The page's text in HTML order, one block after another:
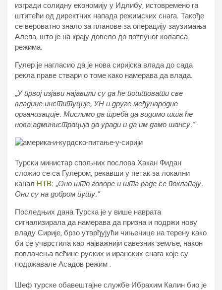
изгради солидну економију у Идлибу, истовремено га
штитећи од директних напада режимских снага. Такође
се вероватно знало за планове за операцију заузимања
Алепа, што је на крају довело до потпуног колапса
режима.
Гулер је нагласио да је нова сиријска влада до сада
рекла праве ствари о томе како намерава да влада.
„У првој изјави најавили су да ће поштовати све
владине институције, УН и друге међународне
организације. Мислимо да треба да видимо шта ће
нова администрација да уради и да им дамо шансу.”
Турски министар спољних послова Хакан Фидан
сложио се са Гулером, рекавши у петак за локални
канал НТВ: „Оно што говоре и шта раде се поклапају.
Они су на добром путу.”
Последњих дана Турска је у више наврата
сигнализирала да намерава да призна и подржи нову
владу Сирије, брзо утврђујући чињенице на терену како
би се учврстила као најважнији савезник земље, након
повлачења већине руских и иранских снага које су
подржавале Асадов режим .
Шеф турске обавештајне службе Ибрахим Калин био је